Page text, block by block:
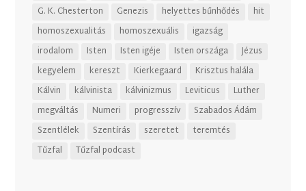
G. K. Chesterton
Genezis helyettes bűnhődés
hit
homoszexualitás
homoszexuális
igazság
irodalom
Isten Isten igéje Isten országa
Jézus
kegyelem
kereszt Kierkegaard
Krisztus halála
Kálvin
kálvinista kálvinizmus Leviticus
Luther
megváltás
Numeri progresszív
Szabados Ádám
Szentlélek
Szentírás szeretet
teremtés
Tűzfal
Tűzfal podcast